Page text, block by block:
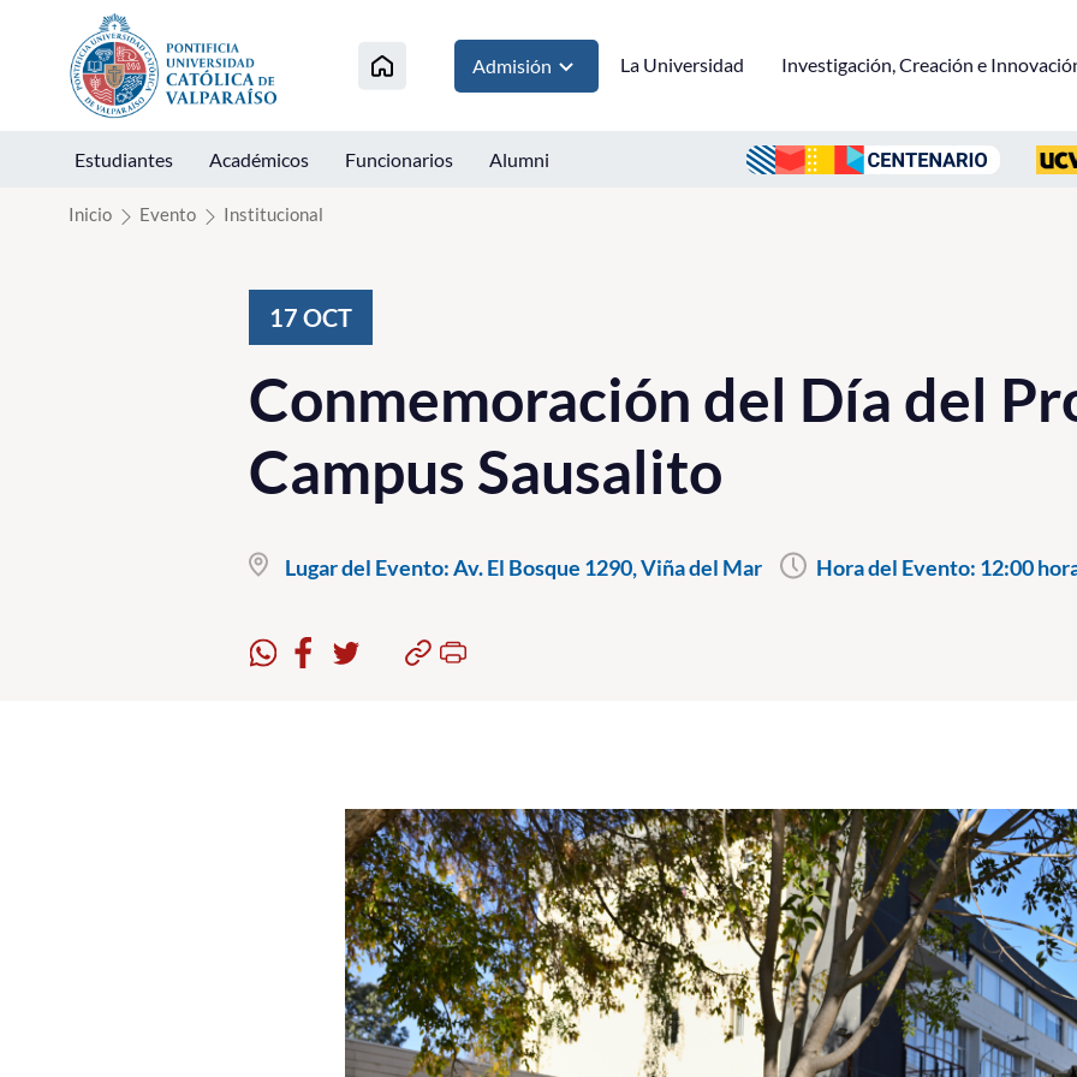
Click acá para ir directamente al contenido
Admisión La Universidad Investigación, Creación e
Estudiantes Académicos Funcionarios Alumni
Inicio Evento Institucional
17 OCT
Conmemoración del Día del
Campus Sausalito
Lugar del Evento:Av. El Bosque 1290, Viña del Mar Hora del Evento: 12:00